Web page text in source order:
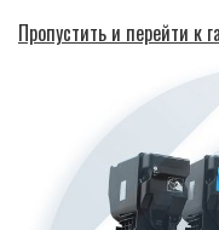
Пропустить и перейти к